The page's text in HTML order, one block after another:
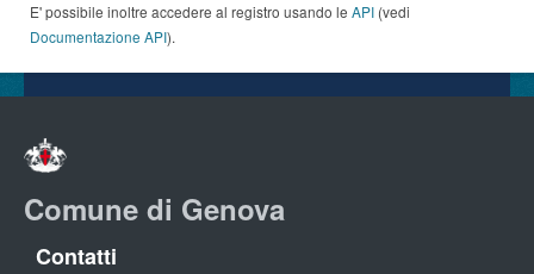
E' possibile inoltre accedere al registro usando le API (vedi
Documentazione API).
Comune di Genova
Contatti